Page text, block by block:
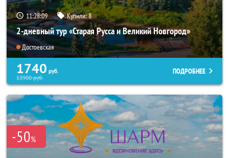
11:28:07 Купили:8
2-дневный тур «Старая Русса и Великий Новгород»
Достоевская
1740 руб.
13900руб.
ПОДРОБНЕЕ
-50%